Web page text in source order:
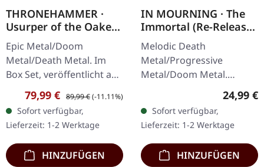
THRONEHAMMER ·
Usurper of the Oaken
Throne | WOODEN LP
BOX SET
Epic Metal/Doom
Metal/Death Metal. Im
Box Set, veröffentlicht am
08.03.2024, auf Supreme
Chaos Records. Ultra
schwere, handgearbeitete
Holzbox mit…
Verkaufspreis:
79,99 € Regulärer Preis:
89,99 €(-11.11%)
Sofort verfügbar,
Lieferzeit: 1-2 Werktage
HINZUFÜGEN
IN MOURNING · The
Immortal (Re-Release)
| BLACK LP
Melodic Death
Metal/Progressive
Metal/Doom Metal.
27.03.2026, auf Supreme
Chaos Records.
Schwarzes Vinyl mit
Insert. Zweite Auflage…
24,99 €
Sofort verfügbar,
Lieferzeit: 1-2 Werktage
HINZUFÜGEN